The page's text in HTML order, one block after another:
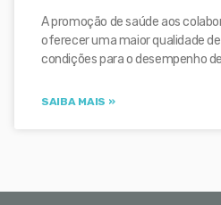
A promoção de saúde aos
oferecer uma maior qualidade
condições para o desempenho
SAIBA MAIS »